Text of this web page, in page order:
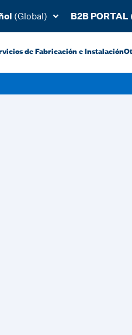
(Global) B2B PORTAL
de Fabricación e Instalación